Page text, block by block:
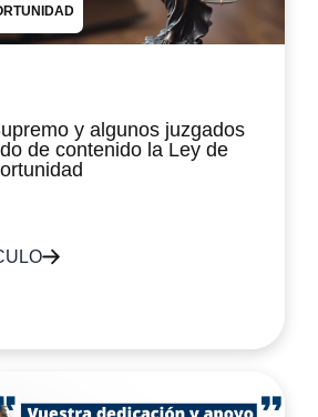
y algunos juzgados
de contenido la Ley de